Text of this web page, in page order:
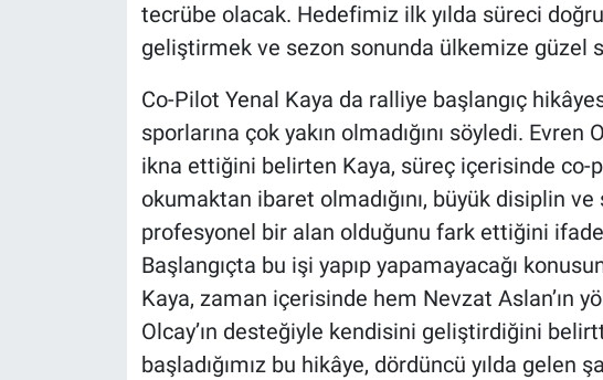
tecrübe olacak. Hedefimiz ilk yılda süreci
geliştirmek ve sezon sonunda ülkemize güzel
Co-Pilot Yenal Kaya da ralliye başlangıç
sporlarına çok yakın olmadığını söyledi.
ikna ettiğini belirten Kaya, süreç içerisinde co-
okumaktan ibaret olmadığını, büyük disiplin
profesyonel bir alan olduğunu fark ettiğini
Başlangıçta bu işi yapıp yapamayacağı
Kaya, zaman içerisinde hem Nevzat Aslan’ın
Olcay’ın desteğiyle kendisini geliştirdiğini
başladığımız bu hikâye, dördüncü yılda gelen